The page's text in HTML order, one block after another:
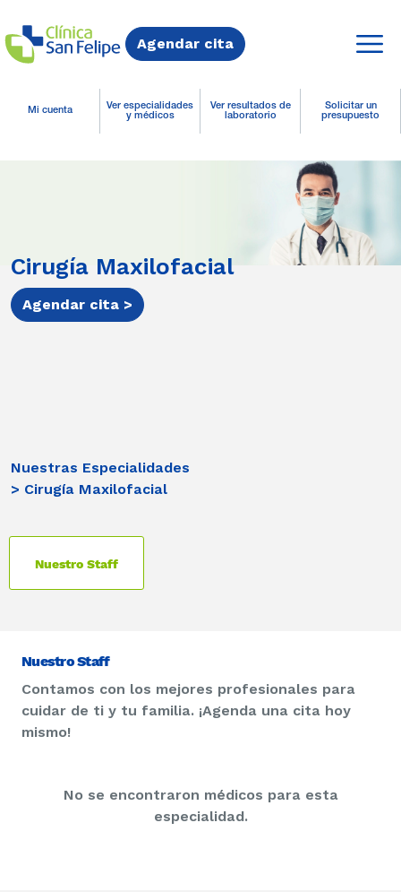
Agendar cita
Mi cuenta
Ver especialidades
y médicos
Ver resultados de
laboratorio
Solicitar un
presupuesto
Cirugía Maxilofacial
Agendar cita >
Nuestras Especialidades
> Cirugía Maxilofacial
Nuestro Staff
Nuestro Staff
Contamos con los mejores profesionales para
cuidar de ti y tu familia. ¡Agenda una cita hoy
mismo!
No se encontraron médicos para esta
especialidad.